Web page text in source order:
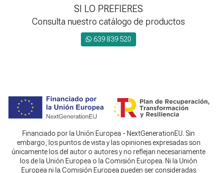
SI LO PREFIERES
Consulta nuestro catálogo de productos
639 839 520
Financiado por la Unión Europea - NextGenerationEU. Sin
embargo, los puntos de vista y las opiniones expresadas son
únicamente los del autor o autores y no reflejan necesariamente
los de la Unión Europea o la Comisión Europea. Ni la Unión
Europea ni la Comisión Europea pueden ser consideradas